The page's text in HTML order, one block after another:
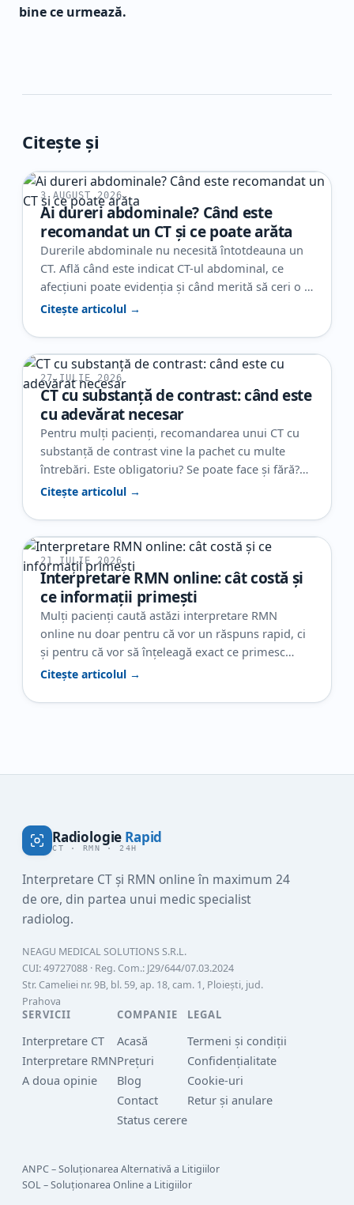
bine ce urmează.
Citește și
3 AUGUST 2026
Ai dureri abdominale? Când este
recomandat un CT și ce poate arăta
Durerile abdominale nu necesită întotdeauna un
CT. Află când este indicat CT-ul abdominal, ce
afecțiuni poate evidenția și când merită să ceri o a
doua opinie radiologică.
Citește articolul →
27 IULIE 2026
CT cu substanță de contrast: când este
cu adevărat necesar
Pentru mulți pacienți, recomandarea unui CT cu
substanță de contrast vine la pachet cu multe
întrebări. Este obligatoriu? Se poate face și fără?
Ajută cu adevărat la diagnostic? Și, poate cel mai
caz și nu în altul? În realitate, contrastul nu este
folosit automat la orice CT. El…
Citește articolul →
21 IULIE 2026
Interpretare RMN online: cât costă și
ce informații primești
Mulți pacienți caută astăzi interpretare RMN
online nu doar pentru că vor un răspuns rapid, ci
și pentru că vor să înțeleagă exact ce primesc
pentru banii plătiți. Când ai deja o investigație, dar
opinie, contează foarte mult să știi și cât costă
Citește articolul →
Radiologie Rapid
CT · RMN · 24H
Interpretare CT și RMN online în maximum 24
de ore, din partea unui medic specialist
radiolog.
NEAGU MEDICAL SOLUTIONS S.R.L.
CUI:49727088 · Reg. Com.: J29/644/07.03.2024
Str. Cameliei nr. 9B, bl. 59, ap. 18, cam. 1, Ploiești, jud.
Prahova
SERVICII
Interpretare CT
Interpretare RMN
A doua opinie
COMPANIE
Acasă
Prețuri
Blog
Contact
Status cerere
LEGAL
Termeni și condiții
Confidențialitate
Cookie-uri
Retur și anulare
ANPC – Soluționarea Alternativă a Litigiilor
SOL – Soluționarea Online a Litigiilor